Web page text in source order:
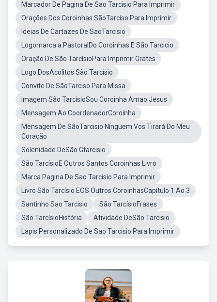
Marcador De Pagina De Sao Tarcisio Para Imprimir
Orações Dos Coroinhas SãoTarciso Para Imprimir
Ideias De Cartazes De SaoTarcísio
Logomarca a PastoralDo Coroinhas E São Tarcicio
Oração De São TarcísioPara Imprimir Grates
Logo DosAcolitos São Tarcísio
Convite De SãoTarciso Para Missa
Imagem São TarcísioSou Coroinha Amao Jesus
Mensagem Ao CoordenadorCoroinha
Mensagem De SãoTarcisio Nínguem Vos Tirará Do Meu
Coração
Solenidade DeSão Gtarcisio
São TarcísioE Outros Santos Coroinhas Livro
Marca Pagina De Sao Tarcisio Para Imprimir
Livro São Tarcísio EOS Outros CoroinhasCapítulo 1 Ao 3
Santinho Sao Tarcisio
São TarcísioFrases
São TarcísioHistória
Atividade DeSão Tarcisio
Lapis Personalizado De Sao Tarcisio Para Imprimir